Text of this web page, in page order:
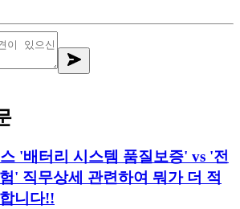
'배터리 시스템 품질보증' vs '전
' 직무상세 관련하여 뭐가 더 적
니다!!